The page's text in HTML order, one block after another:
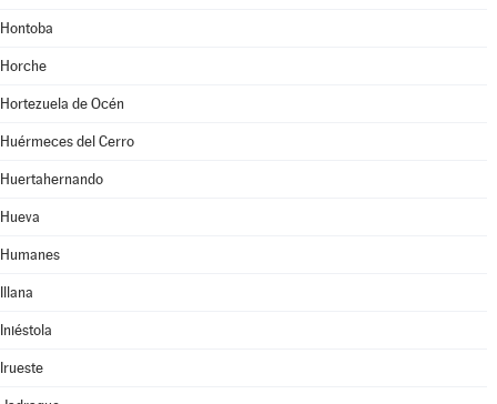
Hontoba
Horche
Hortezuela de Océn
Huérmeces del Cerro
Huertahernando
Hueva
Humanes
Illana
Iniéstola
Irueste